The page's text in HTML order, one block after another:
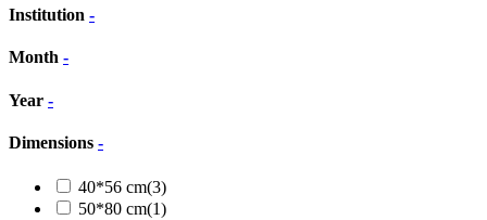
Institution -
Month -
Year -
Dimensions -
40*56 cm(3)
50*80 cm(1)